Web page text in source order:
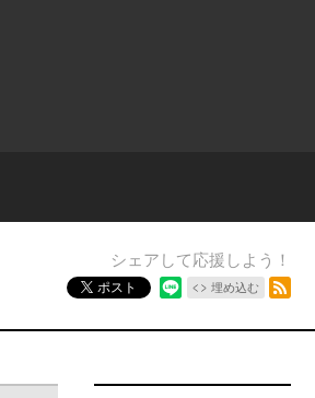
シェアして応援しよう！
ポスト 埋め込む